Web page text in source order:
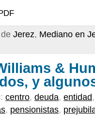
Jerez, Mediano en
&
y
centro, deuda, entidad
, pensionistas,